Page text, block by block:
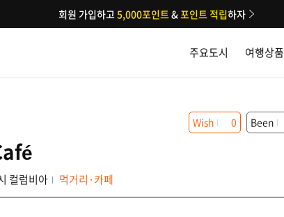
주요도시 여행상품
회원 가입하고5,000포인트&포인트 적립하자
컬럼비아 먹거리·카페
Wish 0 Been